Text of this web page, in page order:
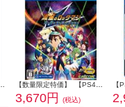
3,670円 (税込)